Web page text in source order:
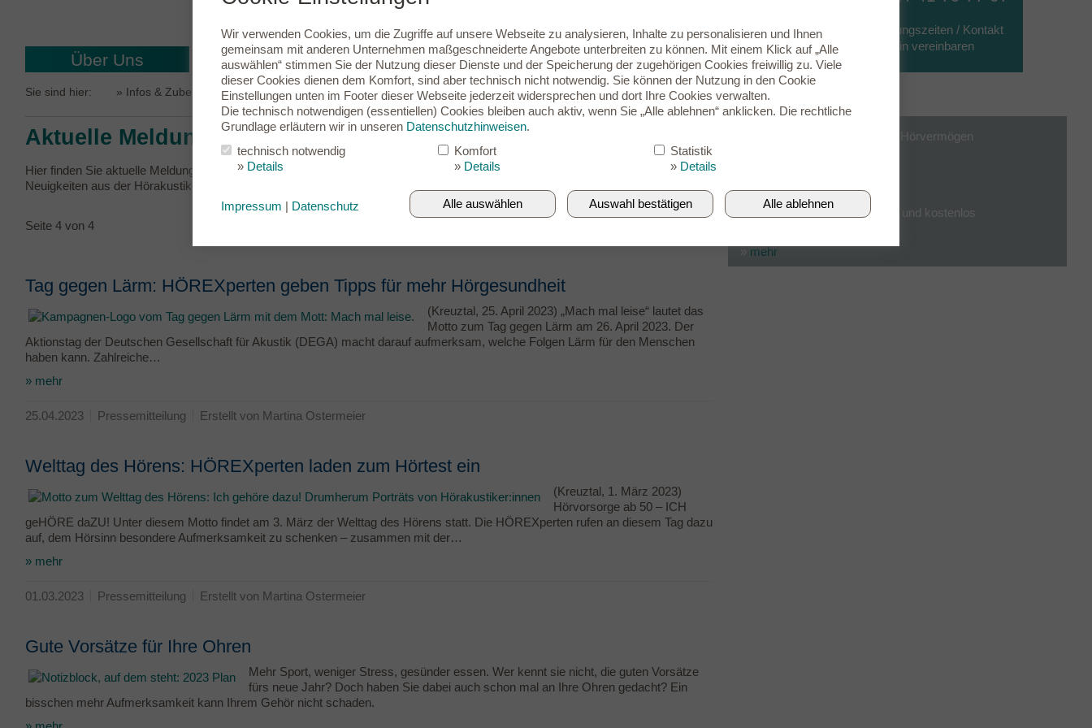
» Öffnungszeiten / Kontakt
» Termin vereinbaren
Über Uns Hörgeräte Infos & Zubehör Service
Sie sind hier: » Infos & Zubehör » Aktuelle Meldungen
Aktuelle Meldungen
Hier finden Sie aktuelle Meldungen aus unserem Hörgeräteakustikfachbetrieb. Ob interessante Veranstaltungen bei uns oder
Neuigkeiten aus der Hörakustik-Branche – wir halten Sie auf dem Laufenden und berichten in losen Abständen an dieser Stelle.
Seite 4 von 4
Tag gegen Lärm: HÖREXperten geben Tipps für mehr Hörgesundheit
(Kreuztal, 25. April 2023) „Mach mal leise“ lautet das
Motto zum Tag gegen Lärm am 26. April 2023. Der
Aktionstag der Deutschen Gesellschaft für Akustik (DEGA) macht darauf aufmerksam, welche Folgen Lärm für den Menschen
haben kann. Zahlreiche…
» mehr
25.04.2023 Pressemitteilung Erstellt von Martina Ostermeier
Welttag des Hörens: HÖREXperten laden zum Hörtest ein
(Kreuztal, 1. März 2023)
Hörvorsorge ab 50 – ICH
geHÖRE daZU! Unter diesem Motto findet am 3. März der Welttag des Hörens statt. Die HÖREXperten rufen an diesem Tag dazu
auf, dem Hörsinn besondere Aufmerksamkeit zu schenken – zusammen mit der…
» mehr
01.03.2023 Pressemitteilung Erstellt von Martina Ostermeier
Gute Vorsätze für Ihre Ohren
Mehr Sport, weniger Stress, gesünder essen. Wer kennt sie nicht, die guten Vorsätze
fürs neue Jahr? Doch haben Sie dabei auch schon mal an Ihre Ohren gedacht? Ein
bisschen mehr Aufmerksamkeit kann Ihrem Gehör nicht schaden.
Finden Sie heraus, wie gut Ihr Hörvermögen
Online-Hörtest
Testen Sie völlig unverbindlich und kostenlos
» mehr
Wir verwenden Cookies, um die Zugriffe auf unsere Webseite zu analysieren, Inhalte zu personalisieren und Ihnen
gemeinsam mit anderen Unternehmen maßgeschneiderte Angebote unterbreiten zu können. Mit einem Klick auf „Alle
auswählen“ stimmen Sie der Nutzung dieser Dienste und der Speicherung der zugehörigen Cookies freiwillig zu. Viele
dieser Cookies dienen dem Komfort, sind aber technisch nicht notwendig. Sie können der Nutzung in den Cookie
Einstellungen unten im Footer dieser Webseite jederzeit widersprechen und dort Ihre Cookies verwalten.
Die technisch notwendigen (essentiellen) Cookies bleiben auch aktiv, wenn Sie „Alle ablehnen“ anklicken. Die rechtliche
Grundlage erläutern wir in unseren Datenschutzhinweisen.
technisch notwendig
» Details
Komfort
» Details
Statistik
» Details
Alle auswählen Auswahl bestätigen Alle ablehnen
Impressum | Datenschutz